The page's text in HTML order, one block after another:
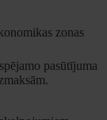
zonas
pasūtījuma